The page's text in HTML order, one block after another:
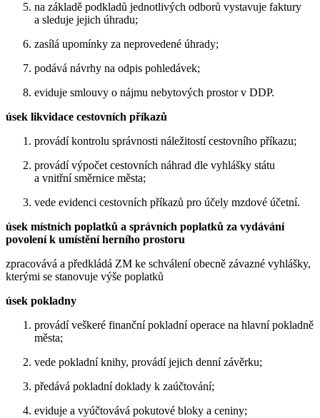
na základě podkladů jednotlivých odborů vystavuje faktury
a sleduje jejich úhradu;
zasílá upomínky za neprovedené úhrady;
podává návrhy na odpis pohledávek;
eviduje smlouvy o nájmu nebytových prostor v DDP.
úsek likvidace cestovních příkazů
provádí kontrolu správnosti náležitostí cestovního příkazu;
provádí výpočet cestovních náhrad dle vyhlášky státu
a vnitřní směrnice města;
vede evidenci cestovních příkazů pro účely mzdové účetní.
úsek místních poplatků a správních poplatků za vydávání
povolení k umístění herního prostoru
zpracovává a předkládá ZM ke schválení obecně závazné vyhlášky,
kterými se stanovuje výše poplatků
úsek pokladny
provádí veškeré finanční pokladní operace na hlavní pokladně
města;
vede pokladní knihy, provádí jejich denní závěrku;
předává pokladní doklady k zaúčtování;
eviduje a vyúčtovává pokutové bloky a ceniny;